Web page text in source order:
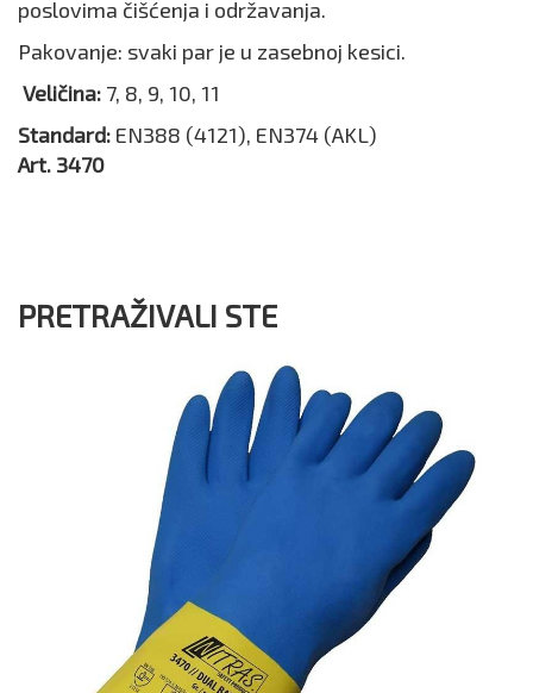
poslovima čišćenja i održavanja.
Pakovanje: svaki par je u zasebnoj kesici.
Veličina: 7, 8, 9, 10, 11
Standard: EN388 (4121), EN374 (AKL)
Art. 3470
PRETRAŽIVALI STE